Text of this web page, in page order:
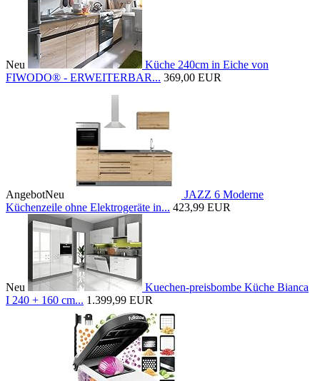
Neu
Küche 240cm in Eiche von
FIWODO® - ERWEITERBAR... 369,00 EUR
AngebotNeu
JAZZ 6 Moderne
Küchenzeile ohne Elektrogeräte in... 423,99 EUR
Neu
Kuechen-preisbombe Küche Bianca
I 240 + 160 cm... 1.399,99 EUR